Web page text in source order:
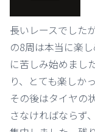
長いレースでした
の8周は本当に楽
に苦しみ始めまし
り、とても楽しか
その後はタイヤの
さなければならず